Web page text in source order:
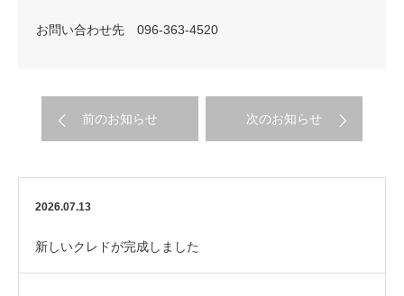
お問い合わせ先 096-363-4520
前のお知らせ 次のお知らせ
2026.07.13
新しいクレドが完成しました